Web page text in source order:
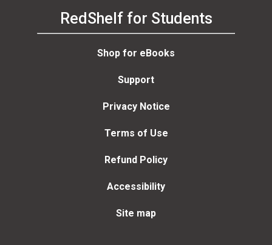
RedShelf for Students
Shop for eBooks
Support
Privacy Notice
Terms of Use
Refund Policy
Accessibility
Site map